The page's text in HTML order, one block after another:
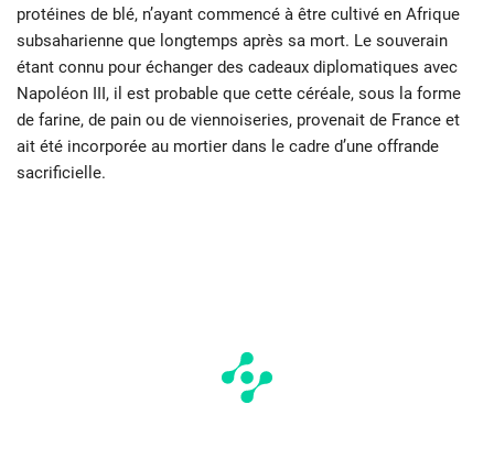
protéines de blé, n’ayant commencé à être cultivé en Afrique
subsaharienne que longtemps après sa mort. Le souverain
étant connu pour échanger des cadeaux diplomatiques avec
Napoléon III, il est probable que cette céréale, sous la forme
de farine, de pain ou de viennoiseries, provenait de France et
ait été incorporée au mortier dans le cadre d’une offrande
sacrificielle.